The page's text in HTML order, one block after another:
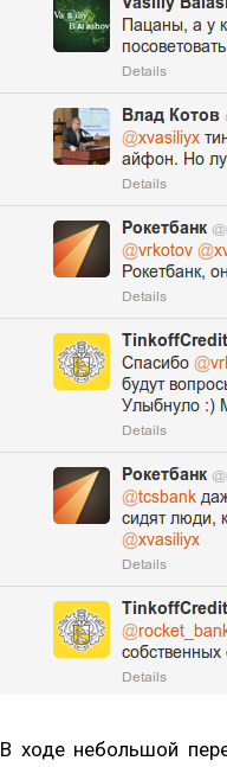
В ходе небольшой